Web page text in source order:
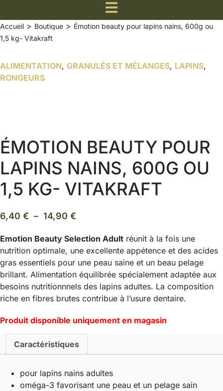
Accueil > Boutique > Émotion beauty pour lapins nains, 600g ou
1,5 kg- Vitakraft
ALIMENTATION, GRANULÉS ET MÉLANGES, LAPINS,
RONGEURS
ÉMOTION BEAUTY POUR
LAPINS NAINS, 600G OU
1,5 KG- VITAKRAFT
6,40 € – 14,90 €
prix :
6,40 €
14,90 €
Emotion Beauty Selection Adult réunit à la fois une
nutrition optimale, une excellente appétence et des acides
gras essentiels pour une peau saine et un beau pelage
brillant. Alimentation équilibrée spécialement adaptée aux
besoins nutritionnnels des lapins adultes. La composition
riche en fibres brutes contribue à l’usure dentaire.
Produit disponible uniquement en magasin
Caractéristiques
pour lapins nains adultes
oméga-3 favorisant une peau et un pelage sain